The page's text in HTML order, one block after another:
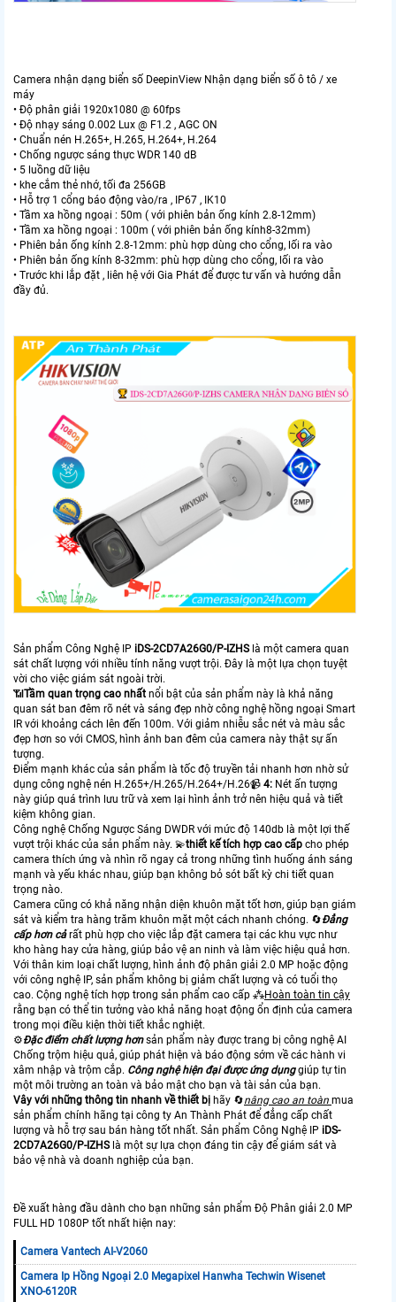
Camera nhận dạng biển số DeepinView Nhận dạng biển số ô tô / xe
máy
• Độ phân giải 1920x1080 @ 60fps
• Độ nhạy sáng 0.002 Lux @ F1.2 , AGC ON
• Chuẩn nén H.265+, H.265, H.264+, H.264
• Chống ngược sáng thực WDR 140 dB
• 5 luồng dữ liệu
• khe cắm thẻ nhớ, tối đa 256GB
• Hỗ trợ 1 cổng báo động vào/ra , IP67 , IK10
• Tầm xa hồng ngoại : 50m ( với phiên bản ống kính 2.8-12mm)
• Tầm xa hồng ngoại : 100m ( với phiên bản ống kính8-32mm)
• Phiên bản ống kính 2.8-12mm: phù hợp dùng cho cổng, lối ra vào
• Phiên bản ống kính 8-32mm: phù hợp dùng cho cổng, lối ra vào
• Trước khi lắp đặt , liên hệ với Gia Phát để được tư vấn và hướng dẫn
đầy đủ.
Sản phẩm Công Nghệ IP iDS-2CD7A26G0/P-IZHS là một camera quan
sát chất lượng với nhiều tính năng vượt trội. Đây là một lựa chọn tuyệt
vời cho việc giám sát ngoài trời.
📶 Tầm quan trọng cao nhất nổi bật của sản phẩm này là khả năng
quan sát ban đêm rõ nét và sáng đẹp nhờ công nghệ hồng ngoại Smart
IR với khoảng cách lên đến 100m. Với giảm nhiễu sắc nét và màu sắc
đẹp hơn so với CMOS, hình ảnh ban đêm của camera này thật sự ấn
tượng.
Điểm mạnh khác của sản phẩm là tốc độ truyền tải nhanh hơn nhờ sử
dụng công nghệ nén H.265+/H.265/H.264+/H.26📹 4: Nét ấn tượng
này giúp quá trình lưu trữ và xem lại hình ảnh trở nên hiệu quả và tiết
kiệm không gian.
Công nghệ Chống Ngược Sáng DWDR với mức độ 140db là một lợi thế
vượt trội khác của sản phẩm này. 💫thiết kế tích hợp cao cấp cho phép
camera thích ứng và nhìn rõ ngay cả trong những tình huống ánh sáng
mạnh và yếu khác nhau, giúp bạn không bỏ sót bất kỳ chi tiết quan
trọng nào.
Camera cũng có khả năng nhận diện khuôn mặt tốt hơn, giúp bạn giám
sát và kiểm tra hàng trăm khuôn mặt một cách nhanh chóng. 🔄Đẳng
cấp hơn cảrất phù hợp cho việc lắp đặt camera tại các khu vực như
kho hàng hay cửa hàng, giúp bảo vệ an ninh và làm việc hiệu quả hơn.
Với thân kim loại chất lượng, hình ảnh độ phân giải 2.0 MP hoặc động
với công nghệ IP, sản phẩm không bị giảm chất lượng và có tuổi thọ
cao. Cộng nghệ tích hợp trong sản phẩm cao cấp ⁂Hoàn toàn tin cậy
rằng bạn có thể tin tưởng vào khả năng hoạt động ổn định của camera
trong mọi điều kiện thời tiết khắc nghiệt.
⚙Đặc điểm chất lượng hơnsản phẩm này được trang bị công nghệ AI
Chống trộm hiệu quả, giúp phát hiện và báo động sớm về các hành vi
xâm nhập và trộm cắp. Công nghệ hiện đại được ứng dụnggiúp tự tin
một môi trường an toàn và bảo mật cho bạn và tài sản của bạn.
Vây với những thông tin nhanh về thiết bị hãy 🔄nâng cao an toàn mua
sản phẩm chính hãng tại công ty An Thành Phát để đẳng cấp chất
lượng và hỗ trợ sau bán hàng tốt nhất. Sản phẩm Công Nghệ IP iDS-
2CD7A26G0/P-IZHS là một sự lựa chọn đáng tin cậy để giám sát và
bảo vệ nhà và doanh nghiệp của bạn.
Đề xuất hàng đầu dành cho bạn những sản phẩm Độ Phân giải 2.0 MP
FULL HD 1080P tốt nhất hiện nay:
Camera Vantech AI-V2060
Camera Ip Hồng Ngoại 2.0 Megapixel Hanwha Techwin Wisenet
XNO-6120R